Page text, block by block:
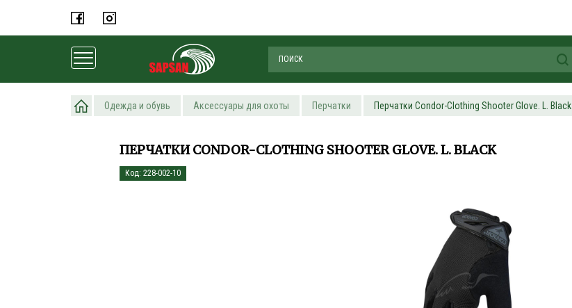
Одежда и обувь Аксессуары для охоты Перчатки Перчатки Condor-Clothing Shooter Glove. L. Black
ПЕРЧАТКИ CONDOR-CLOTHING SHOOTER GLOVE. L. BLACK
Код: 228-002-10